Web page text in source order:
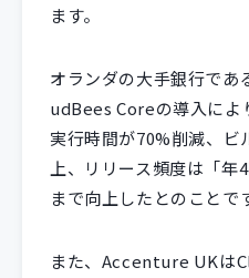
ます。
オランダの大手銀行であ
udBees Coreの導入によ
実行時間が70%削減、ビ
上、リリース頻度は「年
まで向上したとのことで
また、Accenture UKは